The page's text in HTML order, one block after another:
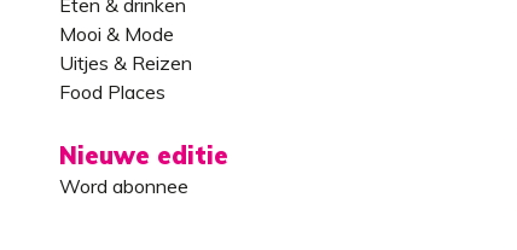
Mooi & Mode
Uitjes & Reizen
Food Places
Nieuwe editie
Word abonnee